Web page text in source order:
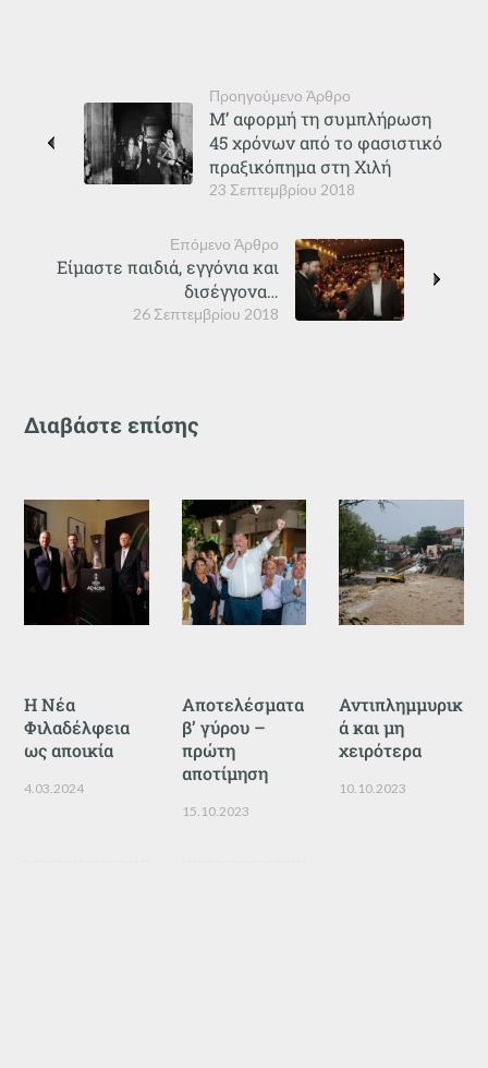
Προηγούμενο Άρθρο
23 Σεπτεμβρίου 2018
Μ’ αφορμή τη συμπλήρωση
45 χρόνων από το φασιστικό
πραξικόπημα στη Χιλή
Επόμενο Άρθρο
26 Σεπτεμβρίου 2018
Είμαστε παιδιά, εγγόνια και
δισέγγονα…
Διαβάστε επίσης
Η Νέα
Φιλαδέλφεια
ως αποικία
4.03.2024
Αποτελέσματα
β’ γύρου –
πρώτη
αποτίμηση
15.10.2023
Αντιπλημμυρικ
ά και μη
χειρότερα
10.10.2023